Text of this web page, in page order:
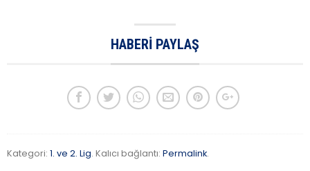
HABERI PAYLAŞ
Kategori: 1. ve 2. Lig. Kalıcı bağlantı: Permalink.